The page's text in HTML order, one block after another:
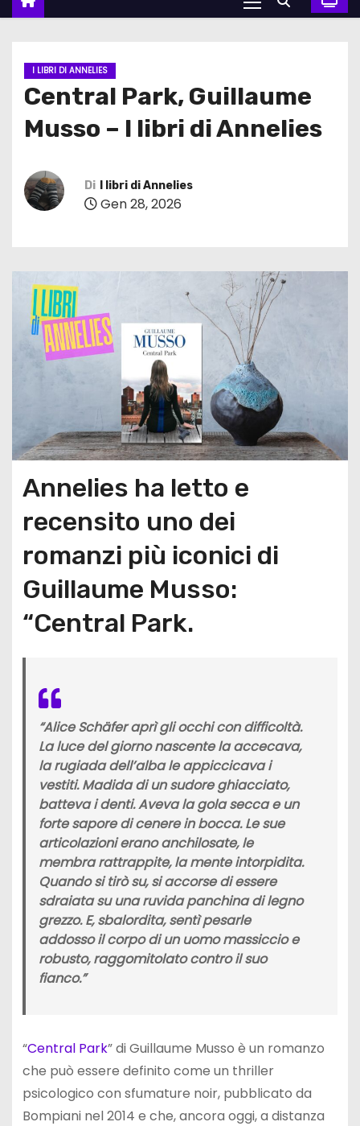
I LIBRI DI ANNELIES
Central Park, Guillaume
Musso – I libri di Annelies
Di I libri di Annelies
Gen 28, 2026
Annelies ha letto e
recensito uno dei
romanzi più iconici di
Guillaume Musso:
“Central Park.
“Alice Schäfer aprì gli occhi con difficoltà.
La luce del giorno nascente la accecava,
la rugiada dell’alba le appiccicava i
vestiti. Madida di un sudore ghiacciato,
batteva i denti. Aveva la gola secca e un
forte sapore di cenere in bocca. Le sue
articolazioni erano anchilosate, le
membra rattrappite, la mente intorpidita.
Quando si tirò su, si accorse di essere
sdraiata su una ruvida panchina di legno
grezzo. E, sbalordita, sentì pesarle
addosso il corpo di un uomo massiccio e
robusto, raggomitolato contro il suo
fianco.”
“Central Park” di Guillaume Musso è un romanzo
che può essere definito come un thriller
psicologico con sfumature noir, pubblicato da
Bompiani nel 2014 e che, ancora oggi, a distanza